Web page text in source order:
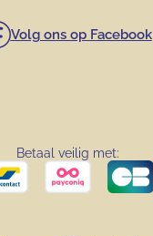
Volg ons op Facebook
Betaal veilig met: